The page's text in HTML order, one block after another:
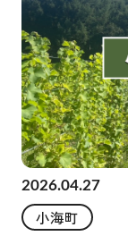
2026.04.27
小海町